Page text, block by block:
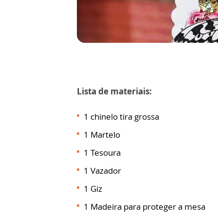
Lista de materiais:
1 chinelo tira grossa
1 Martelo
1 Tesoura
1 Vazador
1 Giz
1 Madeira para proteger a mesa